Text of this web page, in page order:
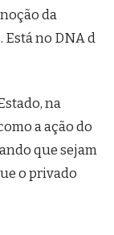
da
no DNA d
na
a ação do
que sejam
o privado